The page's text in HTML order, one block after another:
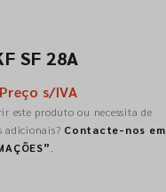
SF 28A
s/IVA
este produto ou necessita de
adicionais? Contacte-nos em
.